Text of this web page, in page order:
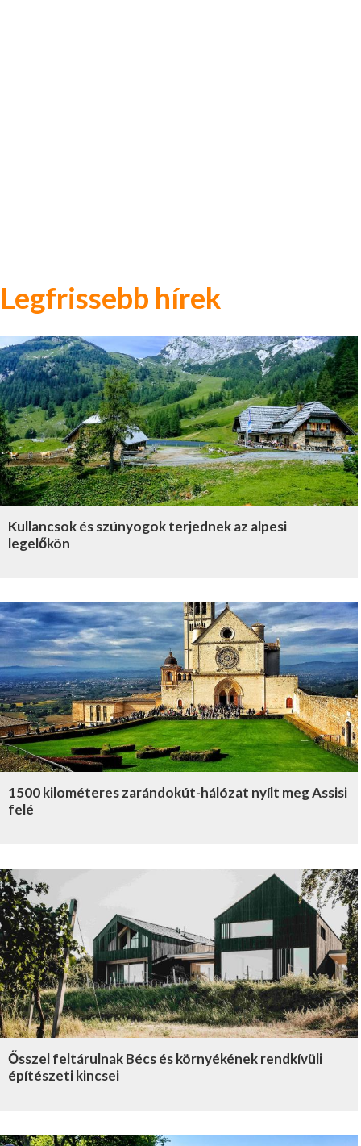
Legfrissebb hírek
Kullancsok és szúnyogok terjednek az alpesi
legelőkön
1500 kilométeres zarándokút-hálózat nyílt meg Assisi
felé
Ősszel feltárulnak Bécs és környékének rendkívüli
építészeti kincsei